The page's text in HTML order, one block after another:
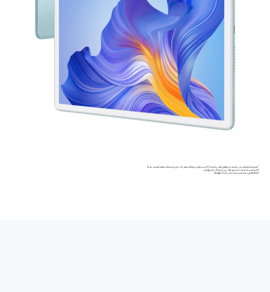
*مع تصميم الزاوية المستديرة للشاشة, يبلغ الطول القطري للشاشة 9.7 انش عند القياس وفقاً للمستطيل (قد تكون المساحة المرئية الفعلية أصغر قليلاً)
*الصور المستخدمة مقدمة كمرجع فقط.يرجى الرجوع الى المنتج الفعلي.
*Android هي علامة تجارية مملوكة لشركة Google LLC.